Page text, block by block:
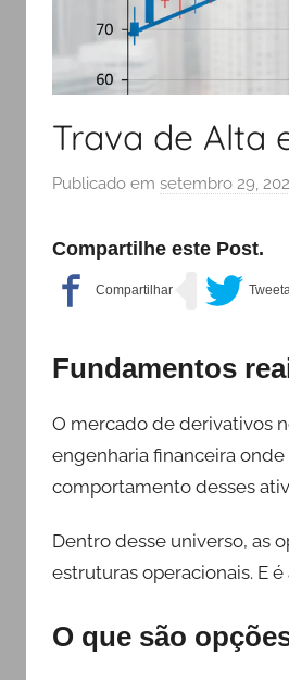
Trava de Alta
Publicado em setembro 29,
Compartilhe este Post.
Fundamentos
O mercado de derivativos
engenharia financeira
comportamento desses
Dentro desse universo, as
estruturas operacionais. E
O que são